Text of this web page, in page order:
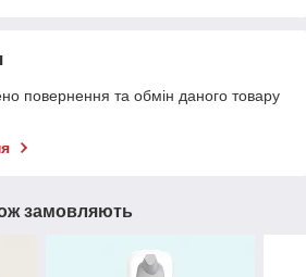
повернення та обмін даного товару
замовляють